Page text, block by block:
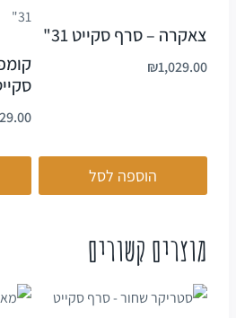
צאקרה – סרף סקייט 31"
₪1,029.00
הוספה לסל
סקייט
מוצרים קשורים